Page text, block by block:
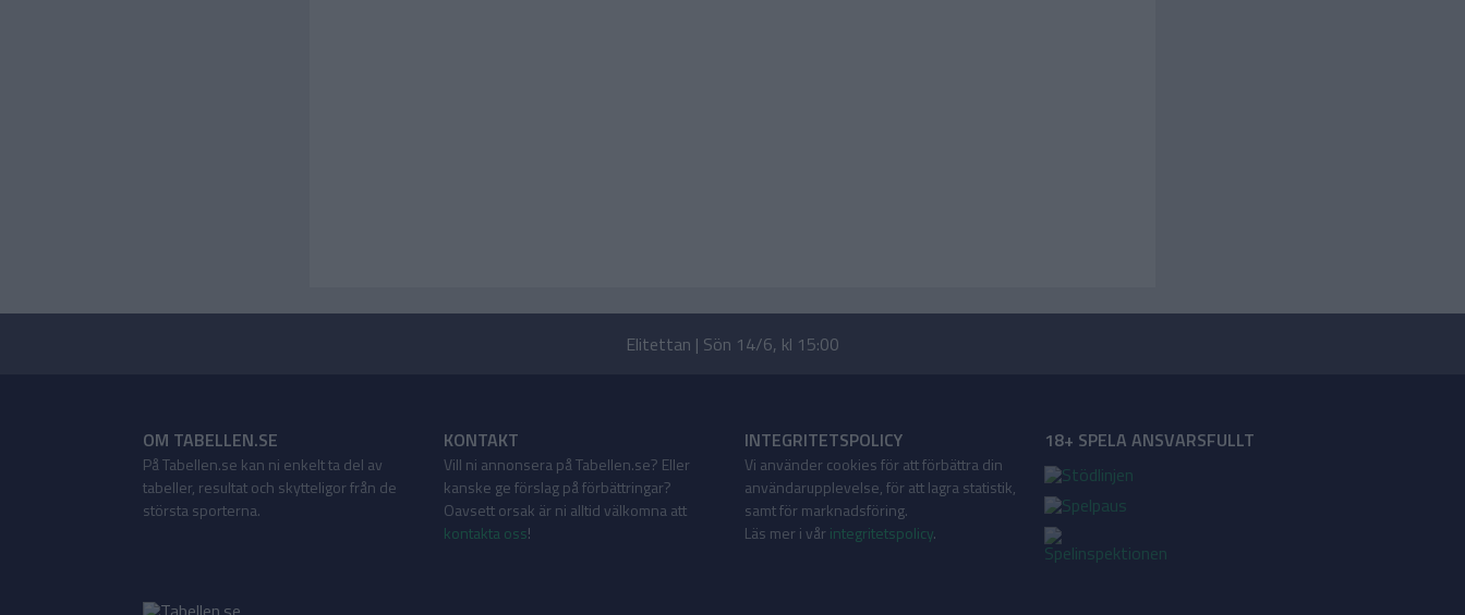
Elitettan | Sön 14/6, kl 15:00
OM TABELLEN.SE
På Tabellen.se kan ni enkelt ta del av
tabeller, resultat och skytteligor från de
största sporterna.
KONTAKT
Vill ni annonsera på Tabellen.se? Eller
kanske ge förslag på förbättringar?
Oavsett orsak är ni alltid välkomna att
kontakta oss!
INTEGRITETSPOLICY
Vi använder cookies för att förbättra din
användarupplevelse, för att lagra statistik,
samt för marknadsföring.
Läs mer i vår integritetspolicy.
18+ SPELA ANSVARSFULLT